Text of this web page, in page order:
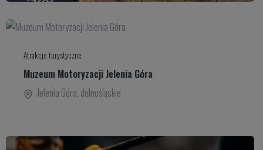
Atrakcje turystyczne
Muzeum Motoryzacji Jelenia Góra
Jelenia Góra, dolnośląskie